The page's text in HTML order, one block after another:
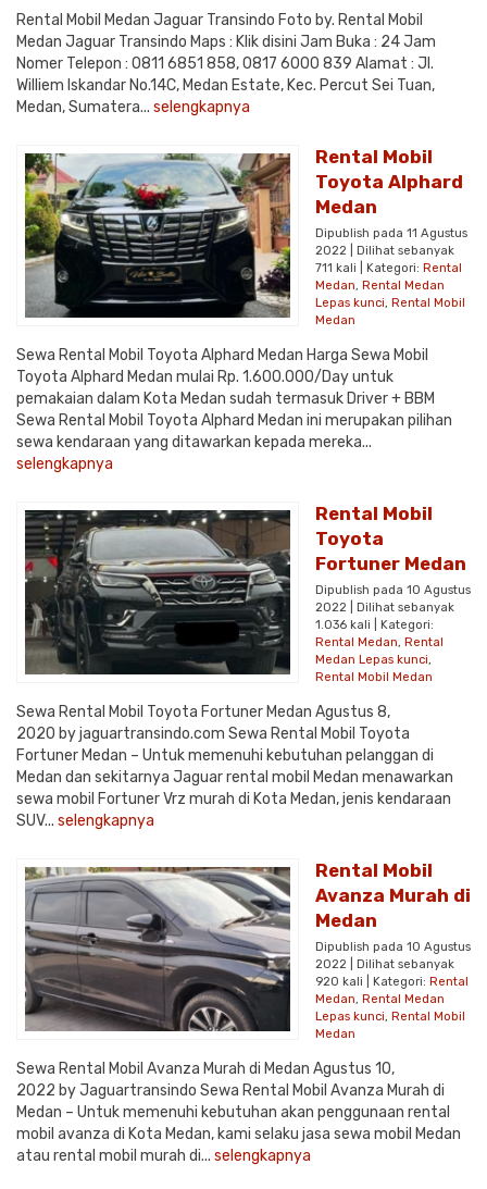
Rental Mobil Medan Jaguar Transindo Foto by. Rental Mobil
Medan Jaguar Transindo Maps : Klik disini Jam Buka : 24 Jam
Nomer Telepon : 0811 6851 858, 0817 6000 839 Alamat : Jl.
Williem Iskandar No.14C, Medan Estate, Kec. Percut Sei Tuan,
Medan, Sumatera... selengkapnya
Rental Mobil
Toyota Alphard
Medan
Dipublish pada 11 Agustus
2022 | Dilihat sebanyak
711 kali | Kategori: Rental
Medan, Rental Medan
Lepas kunci, Rental Mobil
Medan
Sewa Rental Mobil Toyota Alphard Medan Harga Sewa Mobil
Toyota Alphard Medan mulai Rp. 1.600.000/Day untuk
pemakaian dalam Kota Medan sudah termasuk Driver + BBM
Sewa Rental Mobil Toyota Alphard Medan ini merupakan pilihan
sewa kendaraan yang ditawarkan kepada mereka...
selengkapnya
Rental Mobil
Toyota
Fortuner Medan
Dipublish pada 10 Agustus
2022 | Dilihat sebanyak
1.036 kali | Kategori:
Rental Medan, Rental
Medan Lepas kunci,
Rental Mobil Medan
Sewa Rental Mobil Toyota Fortuner Medan Agustus 8,
2020 by jaguartransindo.com Sewa Rental Mobil Toyota
Fortuner Medan – Untuk memenuhi kebutuhan pelanggan di
Medan dan sekitarnya Jaguar rental mobil Medan menawarkan
sewa mobil Fortuner Vrz murah di Kota Medan, jenis kendaraan
SUV... selengkapnya
Rental Mobil
Avanza Murah di
Medan
Dipublish pada 10 Agustus
2022 | Dilihat sebanyak
920 kali | Kategori: Rental
Medan, Rental Medan
Lepas kunci, Rental Mobil
Medan
Sewa Rental Mobil Avanza Murah di Medan Agustus 10,
2022 by Jaguartransindo Sewa Rental Mobil Avanza Murah di
Medan – Untuk memenuhi kebutuhan akan penggunaan rental
mobil avanza di Kota Medan, kami selaku jasa sewa mobil Medan
atau rental mobil murah di... selengkapnya